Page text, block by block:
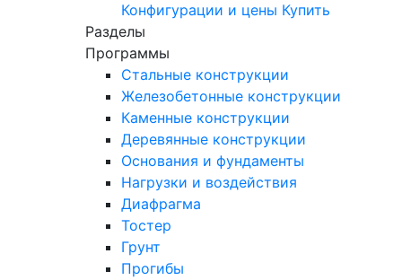
Конфигурации и цены Купить
Разделы
Программы
Стальные конструкции
Железобетонные конструкции
Каменные конструкции
Деревянные конструкции
Основания и фундаменты
Нагрузки и воздействия
Диафрагма
Тостер
Грунт
Прогибы